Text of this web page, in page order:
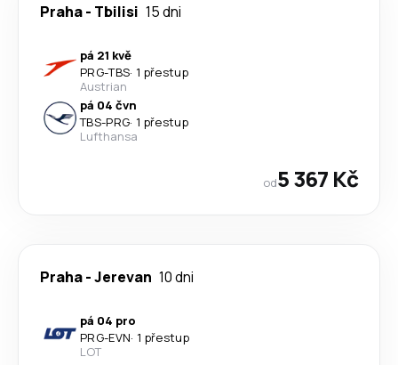
Praha- Tbilisi 15 dni
pá 21 kvě
PRG-TBS· 1 přestup
Austrian
pá 04 čvn
TBS-PRG· 1 přestup
Lufthansa
od5 367 Kč
Praha-Jerevan 10 dni
pá 04 pro
PRG-EVN· 1 přestup
LOT